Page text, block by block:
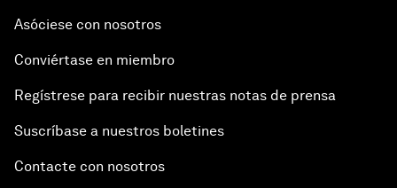
Asóciese con nosotros
Conviértase en miembro
Regístrese para recibir nuestras notas de prensa
Suscríbase a nuestros boletines
Contacte con nosotros